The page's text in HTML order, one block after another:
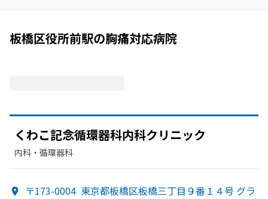
板橋区役所前駅の胸痛対応病院
くわこ記念循環器科内科クリニック
内科・​循環器科
〒173-0004 東京都板橋区板橋三丁目９番１４号 グラ